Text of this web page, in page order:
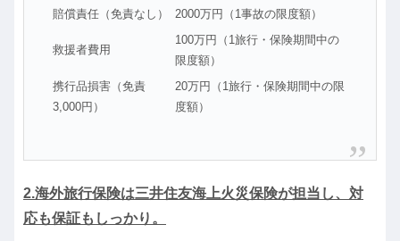
賠償責任（免責なし）
2000万円（1事故の限度額）
救援者費用
100万円（1旅行・保険期間中の
限度額）
携行品損害（免責
3,000円）
20万円（1旅行・保険期間中の限
度額）
2.海外旅行保険は三井住友海上火災保険が担当し、対
応も保証もしっかり。